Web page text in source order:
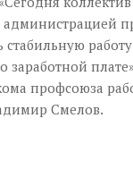
администрацией
стабильную
заработной
профсоюза
Смелов.